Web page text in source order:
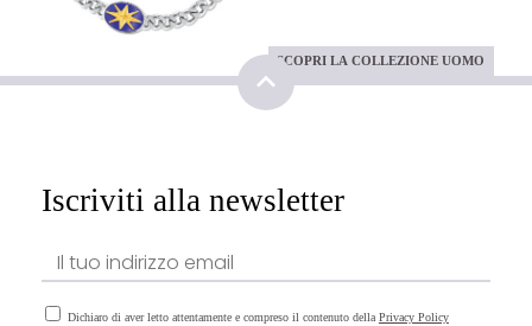
SCOPRI LA COLLEZIONE UOMO
Iscriviti alla newsletter
Dichiaro di aver letto attentamente e compreso il contenuto della Privacy Policy